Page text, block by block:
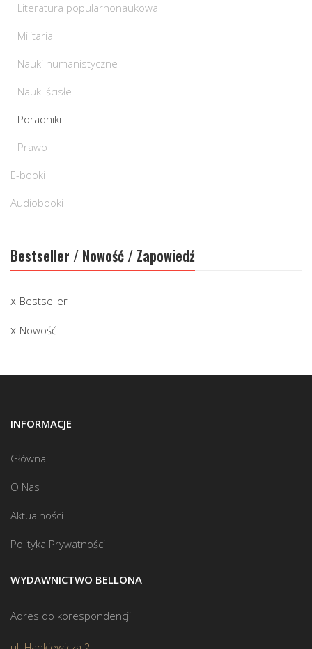
Literatura popularnonaukowa
Militaria
Nauki humanistyczne
Nauki ścisłe
Poradniki
Prawo
E-booki
Audiobooki
Bestseller / Nowość / Zapowiedź
Bestseller
Nowość
INFORMACJE
Główna
O Nas
Aktualności
Polityka Prywatności
WYDAWNICTWO BELLONA
Adres do korespondencji